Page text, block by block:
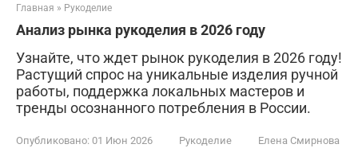
Главная » Рукоделие
Анализ рынка рукоделия в 2026 году
Узнайте, что ждет рынок рукоделия в 2026 году!
Растущий спрос на уникальные изделия ручной
работы, поддержка локальных мастеров и
тренды осознанного потребления в России.
Опубликовано: 01 Июн 2026 Рукоделие Елена Смирнова